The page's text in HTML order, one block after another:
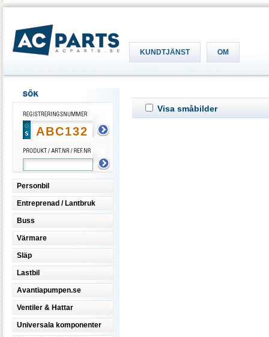
KUNDTJÄNST OM
Personbil
Entreprenad / Lantbruk
Buss
Värmare
Släp
Lastbil
Avantiapumpen.se
Ventiler & Hattar
Universala komponenter
Visa småbilder